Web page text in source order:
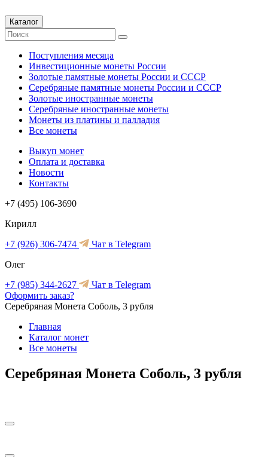
Каталог
Поступления месяца
Инвестиционные монеты России
Золотые памятные монеты России и СССР
Серебряные памятные монеты России и СССР
Золотые иностранные монеты
Серебряные иностранные монеты
Монеты из платины и палладия
Все монеты
Выкуп монет
Оплата и доставка
Новости
Контакты
+7 (495) 106-3690
Кирилл
+7 (926) 306-7474
Чат в Telegram
Олег
+7 (985) 344-2627
Чат в Telegram
Оформить заказ?
Серебряная Монета Соболь, 3 рубля
Главная
Каталог монет
Все монеты
Серебряная Монета Соболь, 3 рубля